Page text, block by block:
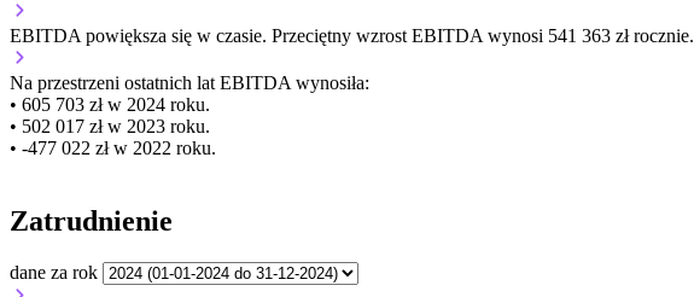
EBITDA powiększa się w czasie. Przeciętny wzrost EBITDA wynosi 541 363 zł rocznie.
Na przestrzeni ostatnich lat EBITDA wynosiła:
• 605 703 zł w 2024 roku.
• 502 017 zł w 2023 roku.
• -477 022 zł w 2022 roku.
Zatrudnienie
dane za rok